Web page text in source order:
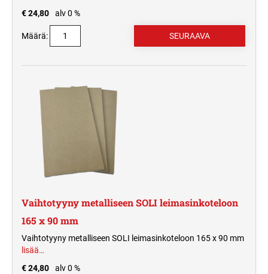
€ 24,80
alv 0 %
Määrä:
Vaihtotyyny metalliseen SOLI leimasinkoteloon
165 x 90 mm
Vaihtotyyny metalliseen SOLI leimasinkoteloon 165 x 90 mm
lisää…
€ 24,80
alv 0 %